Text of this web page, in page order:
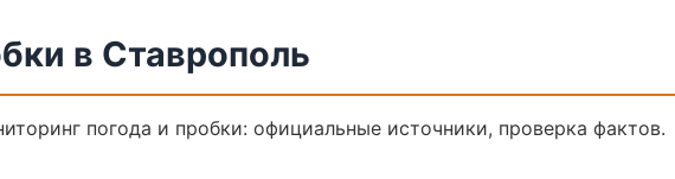
в Ставрополь
погода и пробки: официальные источники, проверка фактов.